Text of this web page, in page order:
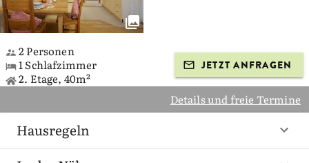
2 Personen
1 Schlafzimmer
2. Etage, 40m²
JETZT ANFRAGEN
Details und freie Termine
Hausregeln